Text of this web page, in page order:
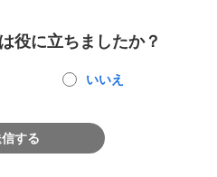
役に立ちましたか？
いいえ
する